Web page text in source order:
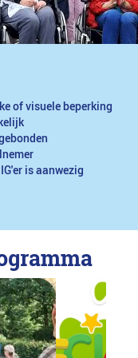
of visuele beperking
is aanwezig